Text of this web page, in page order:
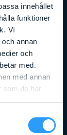
innehållet
funktioner
Vi
annan
och
med.
med annan
som de har